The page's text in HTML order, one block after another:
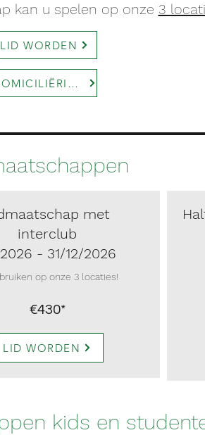
kan u spelen op onze 3
LID WORDEN
DOMICILIËRING
met
interclub
- 31/12/2026
op onze 3 locaties!
€430*
LID WORDEN
kids en